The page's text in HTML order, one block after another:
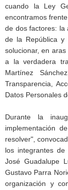
cuando la Ley
encontramos
de dos factores: la
de la República y
solucionar, en
a la verdadera
Martínez
Transparencia,
Datos Personales
Durante la
implementación
resolver",
los integrantes de
José Guadalupe
Gustavo Parra
organización y